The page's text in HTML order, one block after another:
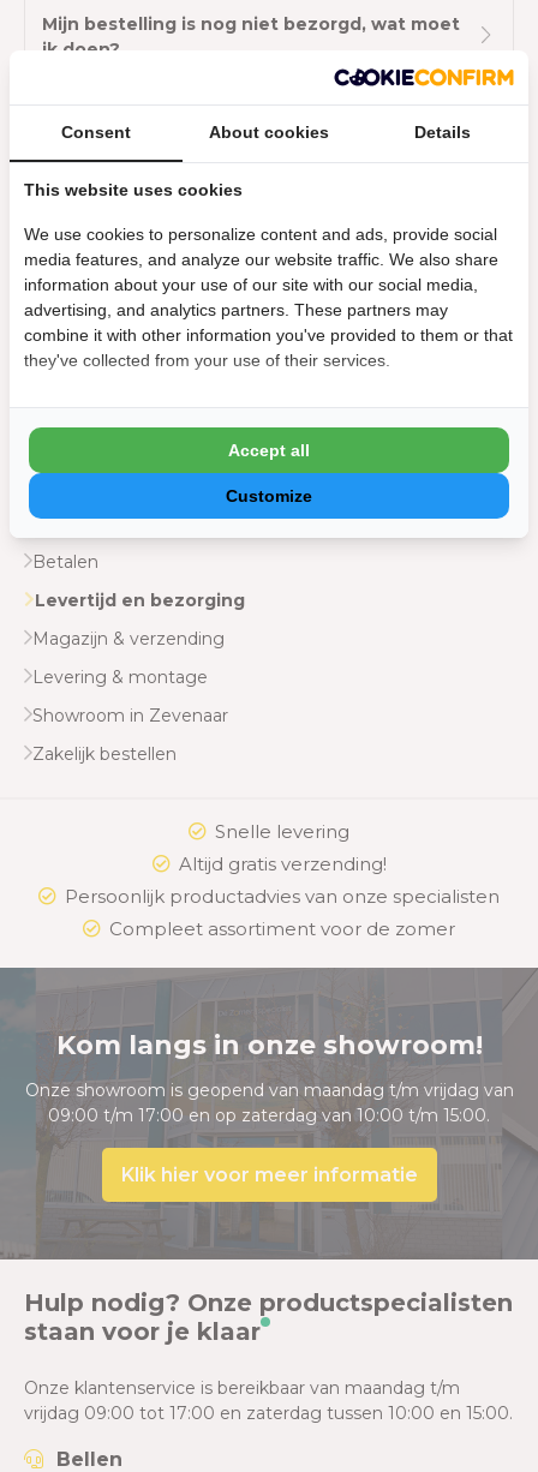
Meer weten
Bestellen
Betalen
Levertijd en bezorging
Magazijn & verzending
Levering & montage
Showroom in Zevenaar
Zakelijk bestellen
Mijn bestelling is nog niet bezorgd, wat moet
ik doen?
Mijn bestelling heeft schade opgelopen bij
track&trace code?
Kan ik mijn bestelling afhalen?
Snelle levering
Altijd gratis verzending!
Persoonlijk productadvies van onze specialisten
Compleet assortiment voor de zomer
Kom langs in onze showroom!
Onze showroom is geopend van maandag t/m vrijdag van
09:00 t/m 17:00 en op zaterdag van 10:00 t/m 15:00.
Klik hier voor meer informatie
Hulp nodig? Onze productspecialisten
staan voor je klaar
Onze klantenservice is bereikbaar van maandag t/m
vrijdag 09:00 tot 17:00 en zaterdag tussen 10:00 en 15:00.
Bellen
Consent About cookies Details
This website uses cookies
We use cookies to personalize content and ads, provide social
media features, and analyze our website traffic. We also share
information about your use of our site with our social media,
advertising, and analytics partners. These partners may
combine it with other information you've provided to them or that
they've collected from your use of their services.
Customize
Accept all